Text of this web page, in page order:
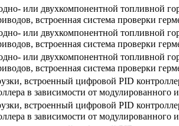
или двухкомпонентной топливной
встроенная система проверки
или двухкомпонентной топливной
встроенная система проверки
или двухкомпонентной топливной
встроенная система проверки
встроенный цифровой PID
в зависимости от
встроенный цифровой PID
в зависимости от